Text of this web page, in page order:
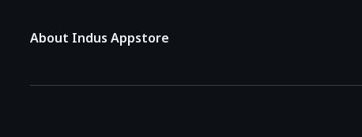
About Indus Appstore